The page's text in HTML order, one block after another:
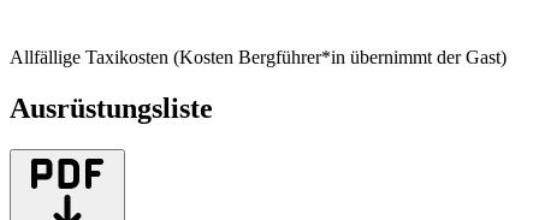
Allfällige Taxikosten (Kosten Bergführer*in übernimmt der Gast)
Ausrüstungsliste